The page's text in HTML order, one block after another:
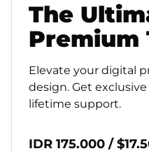
The
Premium
Elevate your digital
design. Get
lifetime support.
IDR 175.000 /